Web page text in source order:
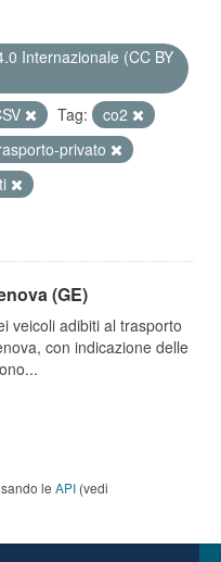
Internazionale (CC BY
Tag:
co2
privato
(GE)
veicoli adibiti al trasporto
con indicazione delle
le API (vedi